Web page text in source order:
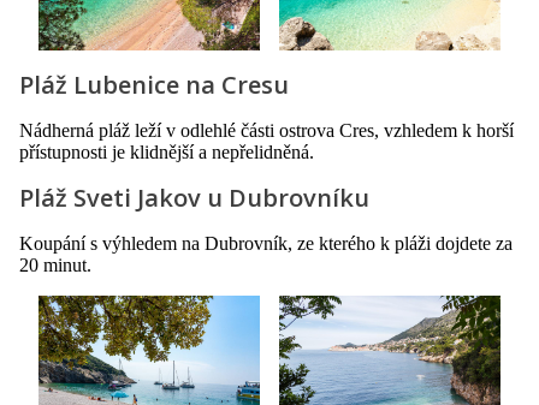
Pláž Lubenice na Cresu
Nádherná pláž leží v odlehlé části ostrova Cres, vzhledem k horší
přístupnosti je klidnější a nepřelidněná.
Pláž Sveti Jakov u Dubrovníku
Koupání s výhledem na Dubrovník, ze kterého k pláži dojdete za
20 minut.